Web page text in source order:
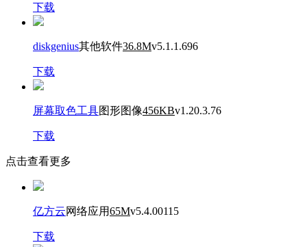
下载
diskgenius其他软件36.8Mv5.1.1.696
下载
屏幕取色工具图形图像456KBv1.20.3.76
下载
点击查看更多
亿方云网络应用65Mv5.4.00115
下载